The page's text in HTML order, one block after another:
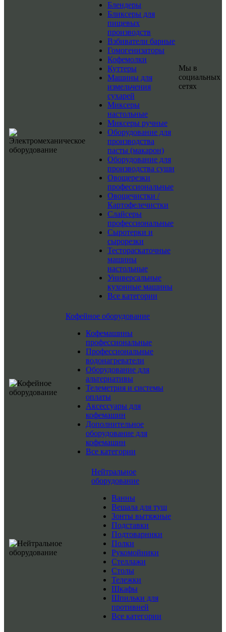
Блендеры
Бликсеры для
пищевых
производств
Взбиватели барные
Гомогенизаторы
Кофемолки
Куттеры
Машины для
измельчения
сухарей
Миксеры
настольные
Миксеры ручные
Оборудование для
производства
пасты (макарон)
Оборудование для
производства суши
Овощерезки
профессиональные
Овощечистки /
Картофелечистки
Слайсеры
профессиональные
Сыротерки и
сырорезки
Тестораскаточные
машины
настольные
Универсальные
кухонные машины
Все категории
Кофейное оборудование
Кофемашины
профессиональные
Профессиональные
водонагреватели
Оборудование для
альтернативы
Телеметрия и системы
оплаты
Аксессуары для
кофемашин
Дополнительное
оборудование для
кофемашин
Все категории
Нейтральное
оборудование
Ванны
Вешала для туш
Зонты вытяжные
Подставки
Подтоварники
Полки
Рукомойники
Стеллажи
Столы
Тележки
Шкафы
Шпильки для
противней
Все категории
Мы в
социальных
сетях